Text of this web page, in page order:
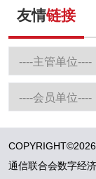
友情链接
通信联合会数字经